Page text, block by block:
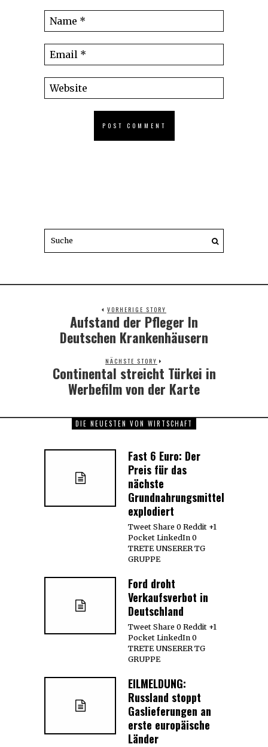
VORHERIGE STORY
Previous
post:
Aufstand der Pfleger In
Deutschen Krankenhäusern
NÄCHSTE STORY
Next
post:
Continental streicht Türkei in
Werbefilm von der Karte
DIE NEUESTEN VON WIRTSCHAFT
Fast 6 Euro: Der
Preis für das
nächste
Grundnahrungsmittel
explodiert
Tweet Share 0 Reddit +1
Pocket LinkedIn 0
TRETE UNSERER TG
GRUPPE
Ford droht
Verkaufsverbot in
Deutschland
Tweet Share 0 Reddit +1
Pocket LinkedIn 0
TRETE UNSERER TG
GRUPPE
EILMELDUNG:
Russland stoppt
Gaslieferungen an
erste europäische
Länder